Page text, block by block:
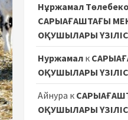
Нұржамал
САРЫАҒАШТАҒЫ
ОҚУШЫЛАРЫ
Нуржамалк
ОҚУШЫЛАРЫ
Айнура к
ОҚУШЫЛАРЫ